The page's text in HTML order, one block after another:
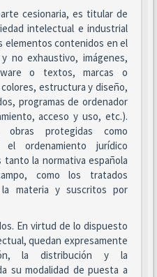
cesionaria, es titular de
intelectual e industrial
elementos contenidos en el
no exhaustivo, imágenes,
o textos, marcas o
estructura y diseño,
programas de ordenador
acceso y uso, etc.).
obras protegidas como
ordenamiento jurídico
tanto la normativa española
como los tratados
materia y suscritos por
En virtud de lo dispuesto
quedan expresamente
la distribución y la
su modalidad de puesta a